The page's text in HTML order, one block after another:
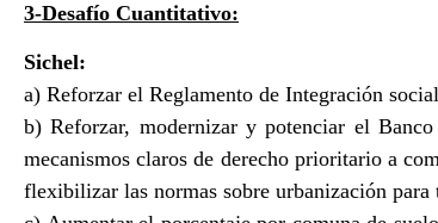
3-Desafío Cuantitativo:
Sichel:
a) Reforzar el Reglamento de Integración
b) Reforzar, modernizar y potenciar el
mecanismos claros de derecho prioritario a
flexibilizar las normas sobre urbanización